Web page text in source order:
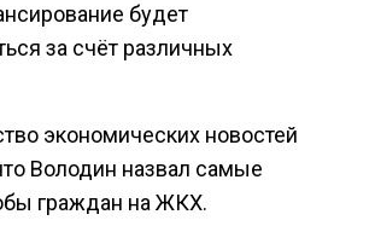
будет
за счёт различных
экономических новостей
Володин назвал самые
граждан на ЖКХ.